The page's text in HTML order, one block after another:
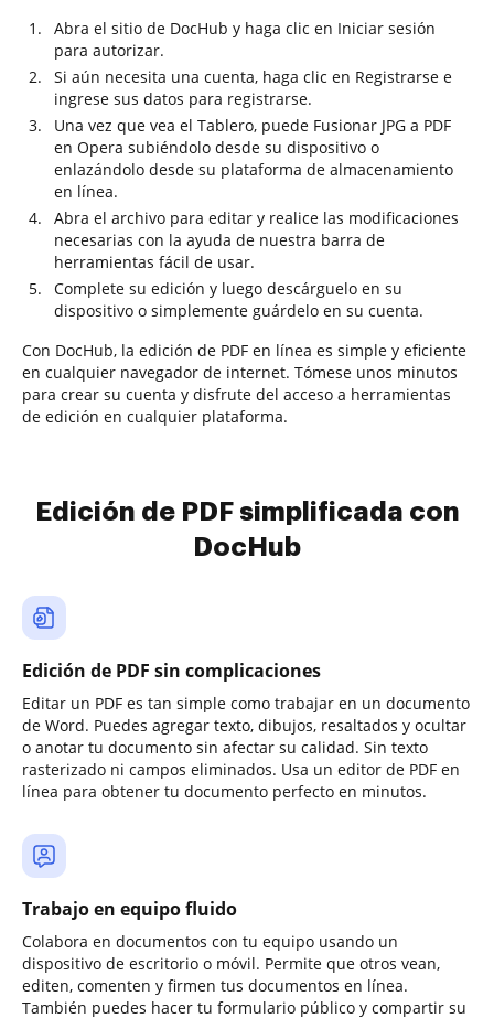
Abra el sitio de DocHub y haga clic en Iniciar sesión
para autorizar.
Si aún necesita una cuenta, haga clic en Registrarse e
ingrese sus datos para registrarse.
Una vez que vea el Tablero, puede Fusionar JPG a PDF
en Opera subiéndolo desde su dispositivo o
enlazándolo desde su plataforma de almacenamiento
en línea.
Abra el archivo para editar y realice las modificaciones
necesarias con la ayuda de nuestra barra de
herramientas fácil de usar.
Complete su edición y luego descárguelo en su
dispositivo o simplemente guárdelo en su cuenta.
Con DocHub, la edición de PDF en línea es simple y eficiente
en cualquier navegador de internet. Tómese unos minutos
para crear su cuenta y disfrute del acceso a herramientas
de edición en cualquier plataforma.
Edición de PDF simplificada con
DocHub
Edición de PDF sin complicaciones
Editar un PDF es tan simple como trabajar en un documento
de Word. Puedes agregar texto, dibujos, resaltados y ocultar
o anotar tu documento sin afectar su calidad. Sin texto
rasterizado ni campos eliminados. Usa un editor de PDF en
línea para obtener tu documento perfecto en minutos.
Trabajo en equipo fluido
Colabora en documentos con tu equipo usando un
dispositivo de escritorio o móvil. Permite que otros vean,
editen, comenten y firmen tus documentos en línea.
También puedes hacer tu formulario público y compartir su